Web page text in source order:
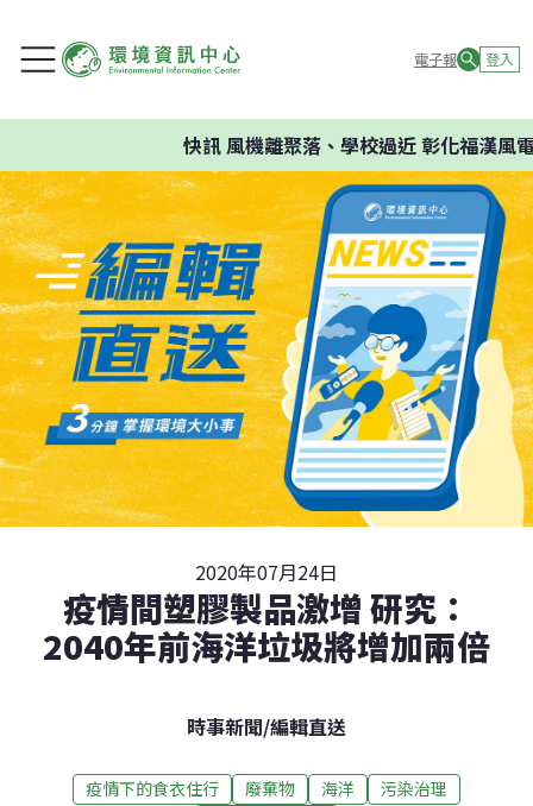
電子報 登入
快訊風機離聚落、學校過近 彰化福漢風電
2020年07月24日
疫情間塑膠製品激增 研究：
2040年前海洋垃圾將增加兩倍
時事新聞/編輯直送
疫情下的食衣住行 廢棄物 海洋
污染治理